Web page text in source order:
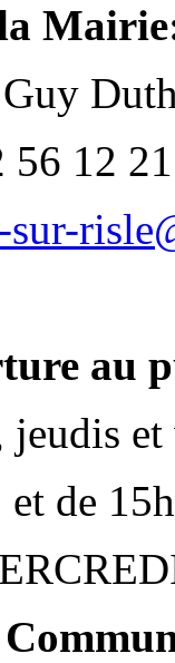
56 12 21
au
et
de